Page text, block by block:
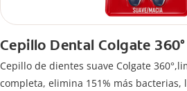
Cepillo Dental Colgate
Cepillo de dientes suave Colgate
completa, elimina 151% más